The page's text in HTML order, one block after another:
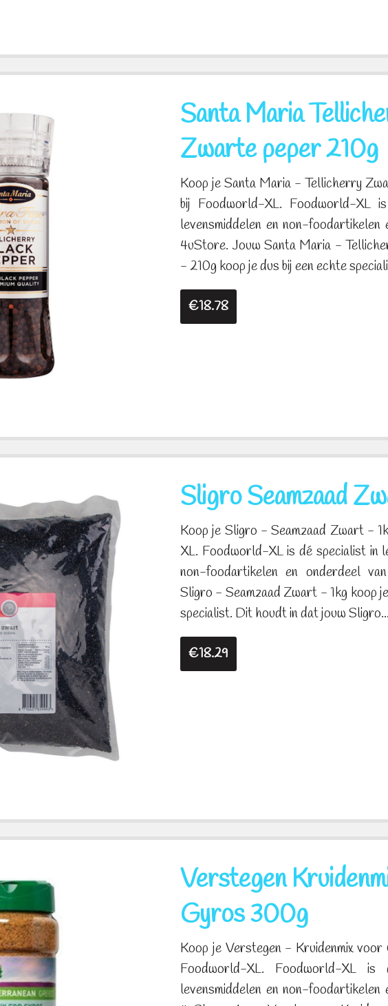
Santa Maria
Zwarte peper 210g
Koop je Santa Maria - Tellicherry
bij Foodworld-XL. Foodworld-XL
levensmiddelen en non-foodartikelen
4uStore. Jouw Santa Maria -
- 210g koop je dus bij een echte
€18.78
Sligro Seamzaad
Koop je Sligro - Seamzaad Zwart -
XL. Foodworld-XL is dé specialist in
non-foodartikelen en onderdeel
Sligro - Seamzaad Zwart - 1kg koop
specialist. Dit houdt in dat jouw Sligro...
€18.29
Verstegen
Gyros 300g
Koop je Verstegen - Kruidenmix
Foodworld-XL. Foodworld-XL is
levensmiddelen en non-foodartikelen